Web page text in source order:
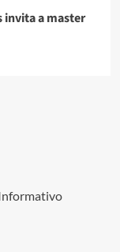
invita a master